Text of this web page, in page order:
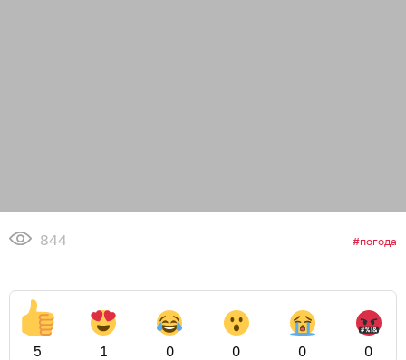
844 погода
5 1 0 0 0 0